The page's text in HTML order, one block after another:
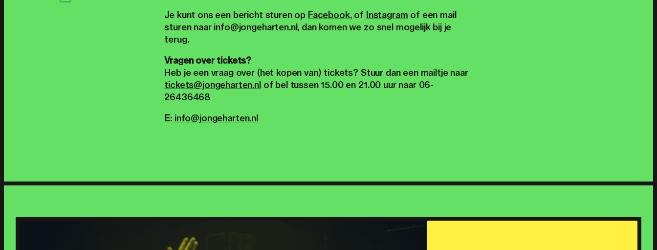
Je kunt ons een bericht sturen op Facebook, of Instagram of een mail
sturen naar info@jongeharten.nl, dan komen we zo snel mogelijk bij je
terug.
Vragen over tickets?
Heb je een vraag over (het kopen van) tickets? Stuur dan een mailtje naar
tickets@jongeharten.nlof bel tussen 15.00 en 21.00 uur naar 06-
26436468
E: info@jongeharten.nl